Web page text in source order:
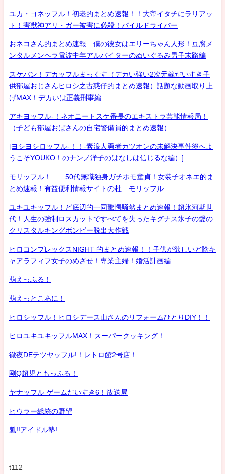
ユカ・ヨネッフル！初老的まとめ速報！！大帝イタチにラリアッ
ト！害獣神アリ・ガー被害に必殺！パイルドライバー
おネコさん的まとめ速報 僕の彼女はエリーちゃん人形！豆腐メ
ンタルメンヘラ電波中年アルバイターのぬいぐるみ男子末路編
スケバン！デカッフルまっくす（デカい強い2次元嫁だいすき子
供部屋おじさんヒロシ之古惑仔的まとめ速報）話題な動画取り上
げMAX！デカいは正義刑事編
アキヨッフル-！ネオニートスケ番長のエキストラ芸能情報局！
（子ども部屋おばさんの自宅警備員的まとめ速報）
[ヨシヨシロッフル-！！-素浪人勇者カツオンの未解決事件簿へよ
うこそYOUKO！のナンノ洋子のはなしは信じるな編）]
モリッフル！ 50代無職独身ガチホモ童貞！女装子オネエ的ま
とめ速報！有益便利情報サイトの杜 モリッフル
ユキユキッフル！ど底辺的一同驚愕騒然まとめ速報！超氷河期世
代！人生の強制ロスカットですべてを失ったキグナス氷子の愛の
クリスタルキングボンビー脱出大作戦
ヒロコンプレックスNIGHT 的まとめ速報！！子供が欲しいど陰キ
ャアラフィフ女子のめざせ！専業主婦！婚活計画編
萌えっふる！
萌えっとこあに！
ヒロシッフル！ヒロシデース山さんのリフォームひとりDIY！！
ヒロユキユキッフルMAX！スーパークッキング！
徹夜DEテツヤッフル!！レトロ館2号店！
剛Q超児ともっふる！
ヤナッフル ゲームだいすき6！放送局
ヒウラー総統の野望
魁!!アイドル塾!
t112